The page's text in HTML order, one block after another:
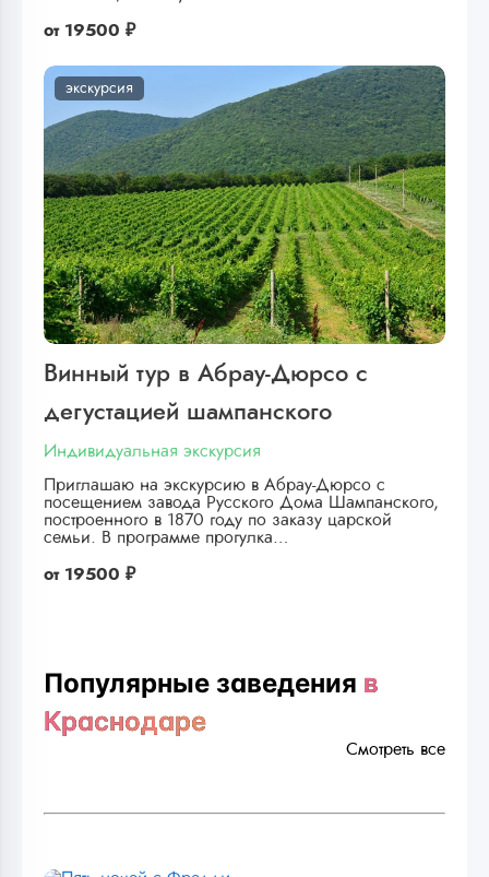
от 19500 ₽
экскурсия
Винный тур в Абрау-Дюрсо с
дегустацией шампанского
Индивидуальная экскурсия
Приглашаю на экскурсию в Абрау-Дюрсо с
посещением завода Русского Дома Шампанского,
построенного в 1870 году по заказу царской
семьи. В программе прогулка…
от 19500 ₽
Популярные заведения в
Краснодаре
Смотреть все